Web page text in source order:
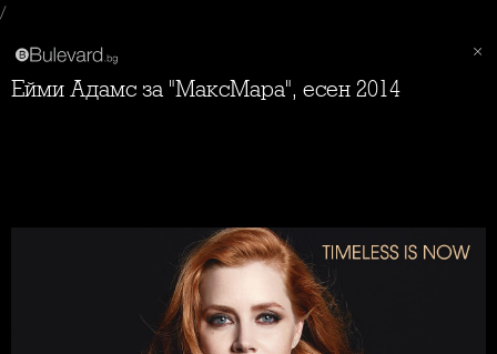
/
Ейми Адамс за "МаксМара", есен 2014